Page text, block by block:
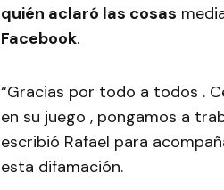
quién aclaró las cosas
Facebook.
“Gracias por todo a todos .
en su juego , pongamos a
escribió Rafael para
esta difamación.